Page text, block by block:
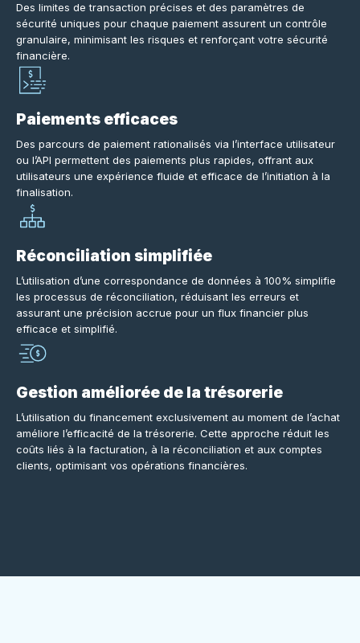
Des limites de transaction précises et des paramètres de
sécurité uniques pour chaque paiement assurent un contrôle
granulaire, minimisant les risques et renforçant votre sécurité
financière.
Paiements efficaces
Des parcours de paiement rationalisés via l’interface utilisateur
ou l’API permettent des paiements plus rapides, offrant aux
utilisateurs une expérience fluide et efficace de l’initiation à la
finalisation.
Réconciliation simplifiée
L’utilisation d’une correspondance de données à 100% simplifie
les processus de réconciliation, réduisant les erreurs et
assurant une précision accrue pour un flux financier plus
efficace et simplifié.
Gestion améliorée de la trésorerie
L’utilisation du financement exclusivement au moment de l’achat
améliore l’efficacité de la trésorerie. Cette approche réduit les
coûts liés à la facturation, à la réconciliation et aux comptes
clients, optimisant vos opérations financières.